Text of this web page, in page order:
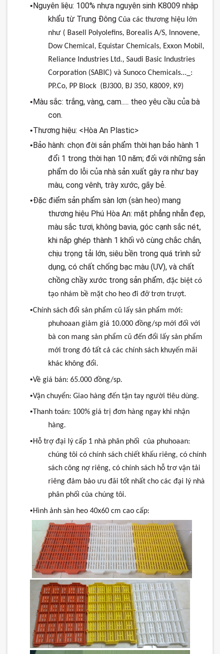
•Nguyên liệu: 100% nhựa nguyên sinh K8009 nhập
khẩu từ Trung Đông Của các thương hiệu lớn
như( Basell Polyolefins, Borealis A/S, Innovene,
Dow Chemical, Equistar Chemicals, Exxon Mobil,
Reliance Industries Ltd., Saudi Basic Industries
Corporation (SABIC) và Sunoco Chemicals..._:
PP.Co, PP Block (BJ300, BJ 350, K8009, K9)
•Màu sắc: trắng, vàng, cam..... theo yêu cầu của bà
con.
•Thương hiệu: <Hòa An Plastic>
• Bảo hành: chọn đời sản phẩm thời hạn bảo hành 1
đổi 1 trong thời hạn 10 năm; đối với những sản
phẩm do lỗi của nhà sản xuất gây ra như bay
màu, cong vênh, trày xước, gãy bẻ.
•Đặc điểm sản phẩm sàn lợn (sàn heo) mang
thương hiệu Phú Hòa An: mặt phẳng nhẵn đẹp,
màu sắc tươi, không bavia, góc cạnh sắc nét,
khi nắp ghép thành 1 khối vô cùng chắc chắn,
chịu trọng tải lớn, siêu bền trong quá trình sử
dụng, có chất chống bạc màu (UV), và chất
chồng chầy xước trong sản phẩm, đặc biệt có
tạo nhám bề mặt cho heo đi đỡ trơn trượt.
•Chính sách đổi sản phẩm cũ lấy sản phẩm mới:
phuhoaan giảm giá 10.000 đồng/sp mới đối với
bà con mang sản phẩm cũ đến đổi lấy sản phẩm
mới trong đó tất cả các chính sách khuyến mãi
khác không đổi.
•Về giá bán:65.000đồng/sp.
•Vận chuyển:Giao hàng đến tận tay người tiêu dùng.
•Thanh toán: 100%giá trị đơn hàng ngay khi nhận
hàng.
•Hỗ trợ đại lý cấp 1 nhà phân phối của phuhoaan:
chúng tôi có chính sách chiết khấu riêng, có chính
sách công nợ riêng, có chính sách hỗ trơ vận tải
riêng đảm bảo ưu đãi tốt nhất cho các đại lý nhà
phân phối của chúng tôi.
•Hình ảnh sàn heo 40x60cmcao cấp: